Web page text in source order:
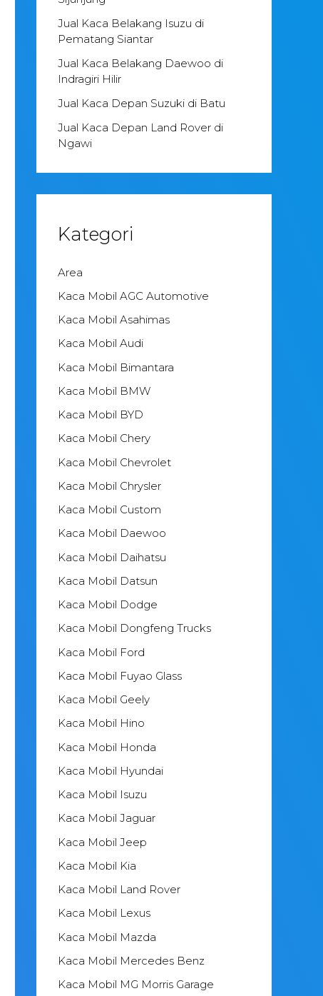
Jual Kaca Belakang Isuzu di
Pematang Siantar
Jual Kaca Belakang Daewoo di
Indragiri Hilir
Jual Kaca Depan Suzuki di Batu
Jual Kaca Depan Land Rover di
Ngawi
Kategori
Area
Kaca Mobil AGC Automotive
Kaca Mobil Asahimas
Kaca Mobil Audi
Kaca Mobil Bimantara
Kaca Mobil BMW
Kaca Mobil BYD
Kaca Mobil Chery
Kaca Mobil Chevrolet
Kaca Mobil Chrysler
Kaca Mobil Custom
Kaca Mobil Daewoo
Kaca Mobil Daihatsu
Kaca Mobil Datsun
Kaca Mobil Dodge
Kaca Mobil Dongfeng Trucks
Kaca Mobil Ford
Kaca Mobil Fuyao Glass
Kaca Mobil Geely
Kaca Mobil Hino
Kaca Mobil Honda
Kaca Mobil Hyundai
Kaca Mobil Isuzu
Kaca Mobil Jaguar
Kaca Mobil Jeep
Kaca Mobil Kia
Kaca Mobil Land Rover
Kaca Mobil Lexus
Kaca Mobil Mazda
Kaca Mobil Mercedes Benz
Kaca Mobil MG Morris Garage